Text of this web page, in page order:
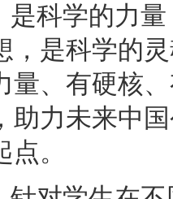
是科学的力
，是科学的
量、有硬核
助力未来中
。